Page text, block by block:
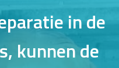
in de
kunnen de